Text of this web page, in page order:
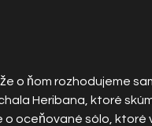
o ňom rozhodujeme
Heribana, ktoré
oceňované sólo, ktoré